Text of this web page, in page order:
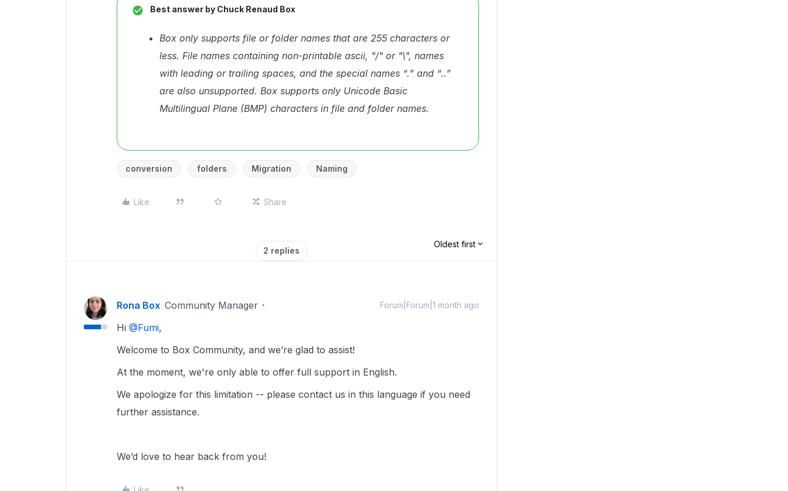
Best answer by Chuck Renaud Box
Box only supports file or folder names that are 255 characters or
less. File names containing non-printable ascii, "/" or "\", names
with leading or trailing spaces, and the special names “.” and “..”
are also unsupported. Box supports only Unicode Basic
Multilingual Plane (BMP) characters in file and folder names.
conversion folders Migration Naming
Like Share
2 replies
Oldest first
Rona Box Community Manager Forum|Forum|1 month ago
Hi ​ @Fumi,
Welcome to Box Community, and we’re glad to assist!
At the moment, we're only able to offer full support in English.
We apologize for this limitation -- please contact us in this language if you need
further assistance.
We’d love to hear back from you!